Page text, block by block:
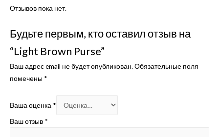
Отзывов пока нет.
Будьте первым, кто оставил отзыв на
“Light Brown Purse”
Ваш адрес email не будет опубликован.Обязательные поля
помечены *
Ваша оценка *
Ваш отзыв *